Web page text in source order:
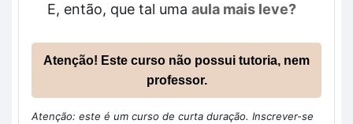
E, então, que tal uma aula mais leve?
Atenção! Este curso não possui tutoria, nem
professor.
Atenção: este é um curso de curta duração. Inscrever-se